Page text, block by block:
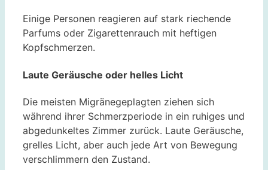
Einige Personen reagieren auf stark riechende
Parfums oder Zigarettenrauch mit heftigen
Kopfschmerzen.
Laute Geräusche oder helles Licht
Die meisten Migränegeplagten ziehen sich
während ihrer Schmerzperiode in ein ruhiges und
abgedunkeltes Zimmer zurück. Laute Geräusche,
grelles Licht, aber auch jede Art von Bewegung
verschlimmern den Zustand.